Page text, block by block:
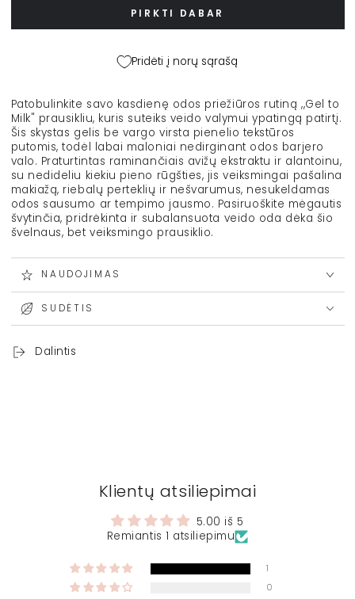
kiekį
prausiklis
kiekį
PIRKTI DABAR
Pridėti į norų sąrašą
Patobulinkite savo kasdienę odos priežiūros rutiną ,,Gel to
Milk" prausikliu, kuris suteiks veido valymui ypatingą patirtį.
Šis skystas gelis be vargo virsta pienelio tekstūros
putomis, todėl labai maloniai nedirginant odos barjero
valo. Praturtintas raminančiais avižų ekstraktu ir alantoinu,
su nedideliu kiekiu pieno rūgšties, jis veiksmingai pašalina
makiažą, riebalų perteklių ir nešvarumus, nesukeldamas
odos sausumo ar tempimo jausmo. Pasiruoškite mėgautis
švytinčia, pridrėkinta ir subalansuota veido oda dėka šio
švelnaus, bet veiksmingo prausiklio.
NAUDOJIMAS
SUDĖTIS
Dalintis
Klientų atsiliepimai
5.00 iš 5
Remiantis 1 atsiliepimu
1
0